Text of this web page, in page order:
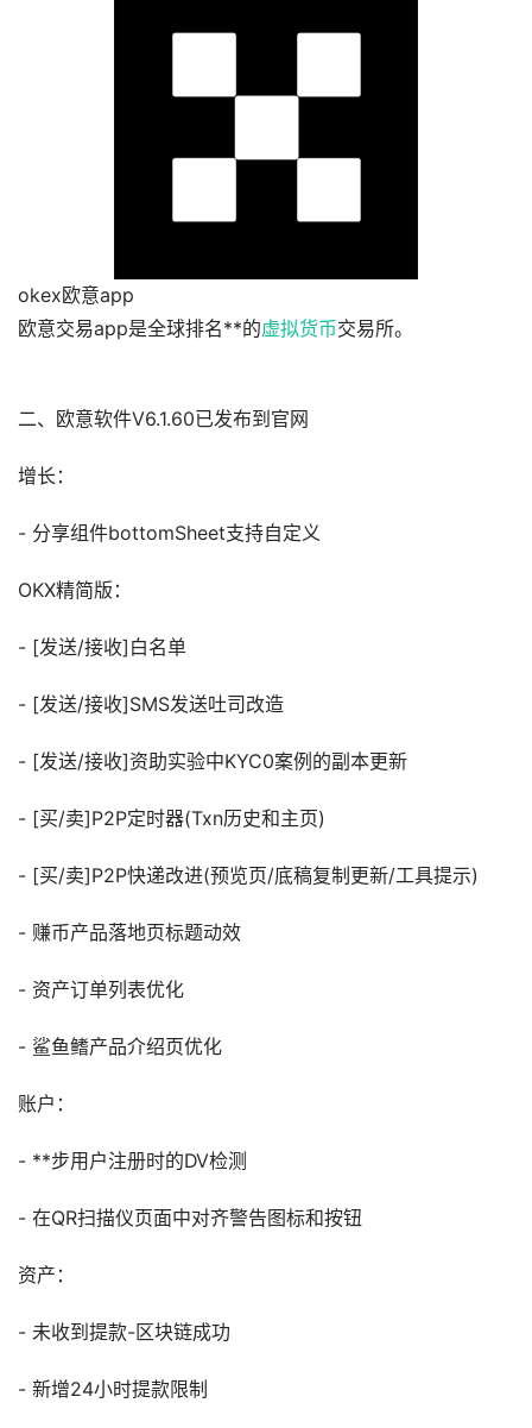
okex欧意app
欧意交易app是全球排名**的虚拟货币交易所。
二、欧意软件V6.1.60已发布到官网
增长：
- 分享组件bottomSheet支持自定义
OKX精简版：
- [发送/接收]白名单
- [发送/接收]SMS发送吐司改造
- [发送/接收]资助实验中KYC0案例的副本更新
- [买/卖]P2P定时器(Txn历史和主页)
- [买/卖]P2P快递改进(预览页/底稿复制更新/工具提示)
- 赚币产品落地页标题动效
- 资产订单列表优化
- 鲨鱼鳍产品介绍页优化
账户：
- **步用户注册时的DV检测
- 在QR扫描仪页面中对齐警告图标和按钮
资产：
- 未收到提款-区块链成功
- 新增24小时提款限制